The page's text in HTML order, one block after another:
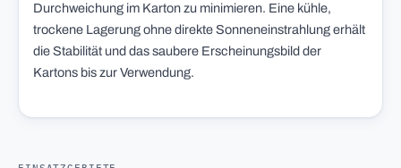
Durchweichung im Karton zu minimieren. Eine kühle,
trockene Lagerung ohne direkte Sonneneinstrahlung erhält
die Stabilität und das saubere Erscheinungsbild der
Kartons bis zur Verwendung.